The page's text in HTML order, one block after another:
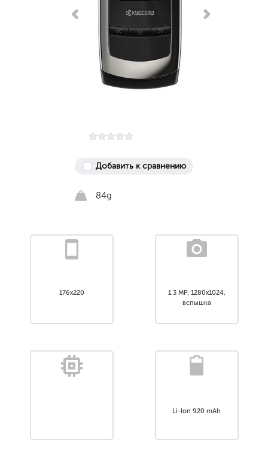
Добавить к сравнению
84g
176x220
1.3 MP, 1280x1024,
вспышка
Li-Ion 920 mAh